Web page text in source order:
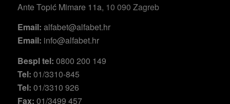
Ante Topić Mimare 11a, 10 090 Zagreb
Email: alfabet@alfabet.hr
Email: info@alfabet.hr
Bespl tel: 0800 200 149
Tel: 01/3310-845
Tel: 01/3310 926
Fax: 01/3499 457